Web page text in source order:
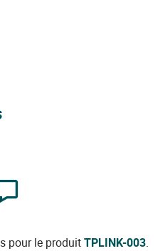
pour le produitTPLINK-003.